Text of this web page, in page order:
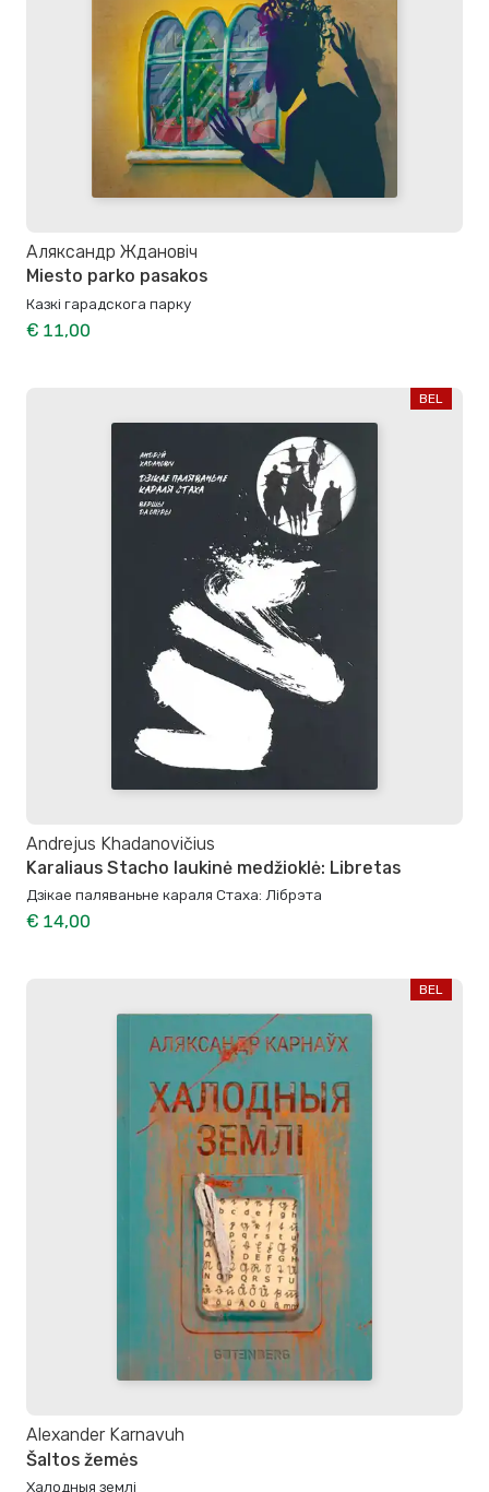
Аляксандр Ждановiч
Miesto parko pasakos
Казкі гарадскога парку
€ 11,00
BEL
Andrejus Khadanovičius
Karaliaus Stacho laukinė medžioklė: Libretas
Дзікае паляваньне караля Стаха: Лібрэта
€ 14,00
BEL
Alexander Karnavuh
Šaltos žemės
Халодныя землі